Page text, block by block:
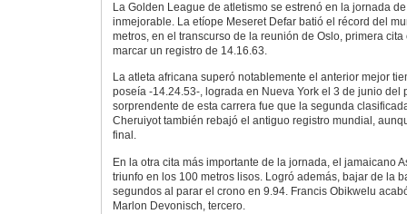
La Golden League de atletismo se estrenó en la jornada
inmejorable. La etíope Meseret Defar batió el récord del
metros, en el transcurso de la reunión de Oslo, primera
marcar un registro de 14.16.63.
La atleta africana superó notablemente el anterior mejor
poseía -14.24.53-, lograda en Nueva York el 3 de junio del
sorprendente de esta carrera fue que la segunda
Cheruiyot también rebajó el antiguo registro mundial,
final.
En la otra cita más importante de la jornada, el jamaicano
triunfo en los 100 metros lisos. Logró además, bajar de la
segundos al parar el crono en 9.94. Francis Obikwelu
Marlon Devonisch, tercero.